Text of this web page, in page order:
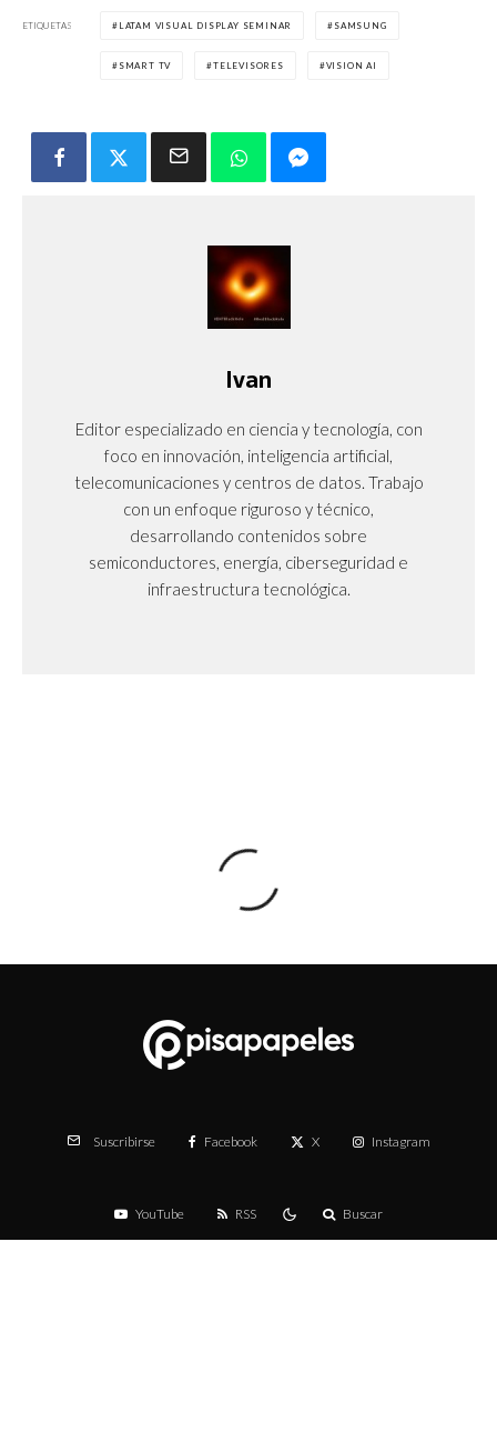
ETIQUETAS LATAM VISUAL DISPLAY SEMINAR SAMSUNG
SMART TV TELEVISORES VISION AI
Ivan
Editor especializado en ciencia y tecnología, con
foco en innovación, inteligencia artificial,
telecomunicaciones y centros de datos. Trabajo
con un enfoque riguroso y técnico,
desarrollando contenidos sobre
semiconductores, energía, ciberseguridad e
infraestructura tecnológica.
Suscribirse Facebook X Instagram
YouTube RSS Buscar